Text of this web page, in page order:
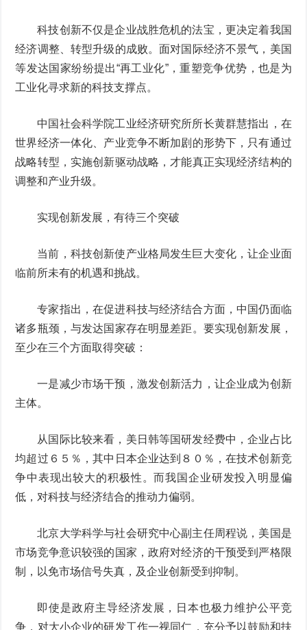
科技创新不仅是企业战胜危机的法宝，更决定着我国
经济调整、转型升级的成败。面对国际经济不景气，美国
等发达国家纷纷提出“再工业化”，重塑竞争优势，也是为
工业化寻求新的科技支撑点。
中国社会科学院工业经济研究所所长黄群慧指出，在
世界经济一体化、产业竞争不断加剧的形势下，只有通过
战略转型，实施创新驱动战略，才能真正实现经济结构的
调整和产业升级。
实现创新发展，有待三个突破
当前，科技创新使产业格局发生巨大变化，让企业面
临前所未有的机遇和挑战。
专家指出，在促进科技与经济结合方面，中国仍面临
诸多瓶颈，与发达国家存在明显差距。要实现创新发展，
至少在三个方面取得突破：
一是减少市场干预，激发创新活力，让企业成为创新
主体。
从国际比较来看，美日韩等国研发经费中，企业占比
均超过６５％，其中日本企业达到８０％，在技术创新竞
争中表现出较大的积极性。而我国企业研发投入明显偏
低，对科技与经济结合的推动力偏弱。
北京大学科学与社会研究中心副主任周程说，美国是
市场竞争意识较强的国家，政府对经济的干预受到严格限
制，以免市场信号失真，及企业创新受到抑制。
即使是政府主导经济发展，日本也极力维护公平竞
争，对大小企业的研发工作一视同仁，充分予以鼓励和扶